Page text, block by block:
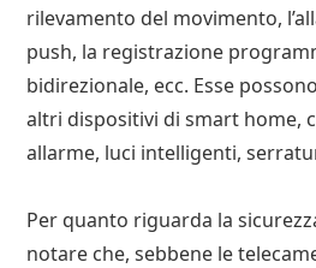
rilevamento del movimento,
push, la registrazione
bidirezionale, ecc. Esse
altri dispositivi di smart home,
allarme, luci intelligenti,
Per quanto riguarda la
notare che, sebbene le